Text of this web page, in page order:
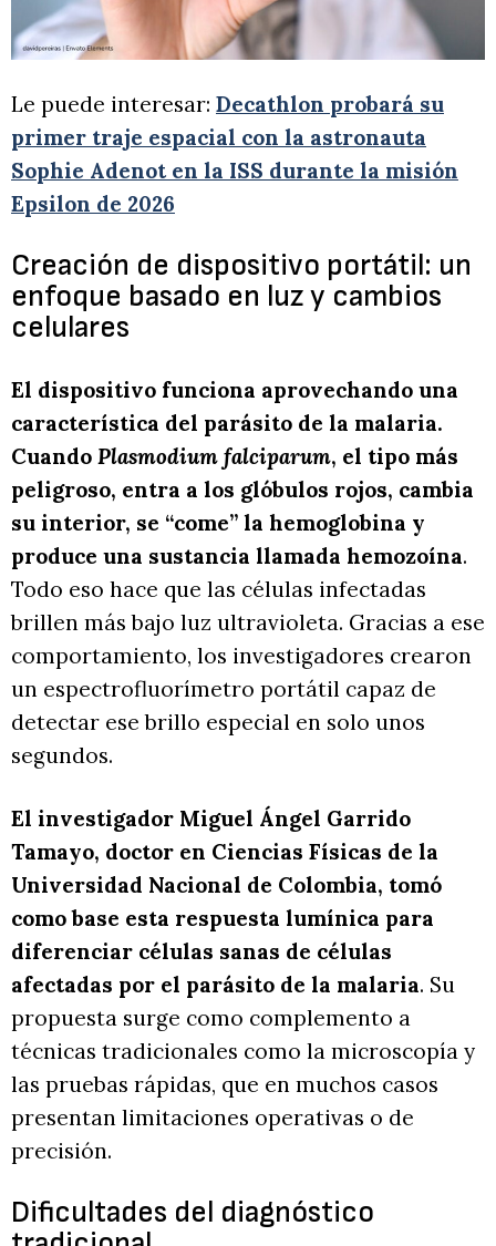
Le puede interesar: Decathlon probará su
primer traje espacial con la astronauta
Sophie Adenot en la ISS durante la misión
Epsilon de 2026
Creación de dispositivo portátil: un
enfoque basado en luz y cambios
celulares
El dispositivo funciona aprovechando una
característica del parásito de la malaria.
Cuando Plasmodium falciparum, el tipo más
peligroso, entra a los glóbulos rojos, cambia
su interior, se “come” la hemoglobina y
produce una sustancia llamada hemozoína.
Todo eso hace que las células infectadas
brillen más bajo luz ultravioleta. Gracias a ese
comportamiento, los investigadores crearon
un espectrofluorímetro portátil capaz de
detectar ese brillo especial en solo unos
segundos.
El investigador Miguel Ángel Garrido
Tamayo, doctor en Ciencias Físicas de la
Universidad Nacional de Colombia, tomó
como base esta respuesta lumínica para
diferenciar células sanas de células
afectadas por el parásito de la malaria. Su
propuesta surge como complemento a
técnicas tradicionales como la microscopía y
las pruebas rápidas, que en muchos casos
presentan limitaciones operativas o de
precisión.
Dificultades del diagnóstico